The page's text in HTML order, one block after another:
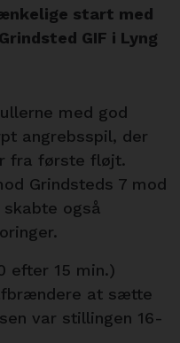
start med
GIF i Lyng
med god
angrebsspil, der
fra første fløjt.
Grindsteds 7 mod
også
efter 15 min.)
at sætte
var stillingen 16-